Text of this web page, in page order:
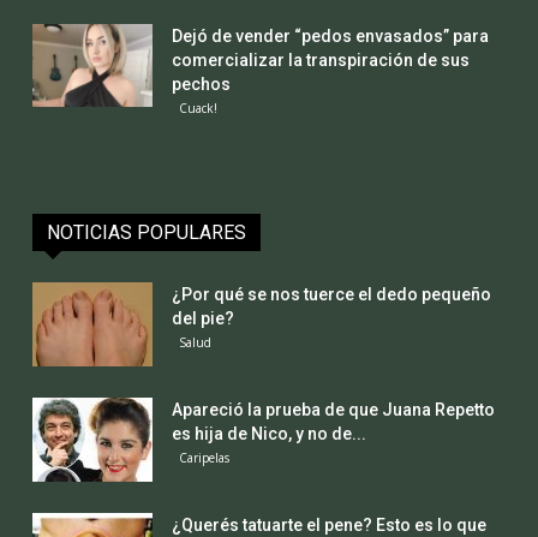
Dejó de vender “pedos envasados” para
comercializar la transpiración de sus
pechos
Cuack!
NOTICIAS POPULARES
¿Por qué se nos tuerce el dedo pequeño
del pie?
Salud
Apareció la prueba de que Juana Repetto
es hija de Nico, y no de...
Caripelas
¿Querés tatuarte el pene? Esto es lo que